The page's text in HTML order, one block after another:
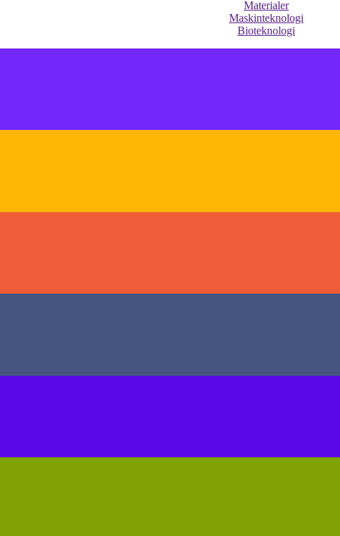
Materialer
Maskinteknologi
Bioteknologi